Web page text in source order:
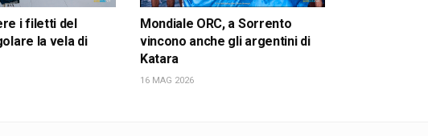
i filetti del
la vela di
Mondiale ORC, a Sorrento
vincono anche gli argentini di
Katara
16 MAG 2026